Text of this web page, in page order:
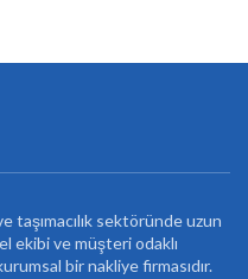
taşımacılık sektöründe uzun
ekibi ve müşteri odaklı
bir nakliye firmasıdır.